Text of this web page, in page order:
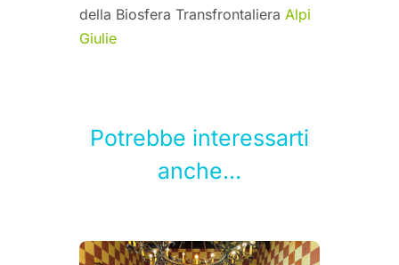
della Biosfera Transfrontaliera Alpi
Giulie
Potrebbe interessarti
anche...